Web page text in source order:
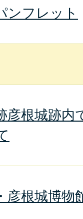
ンフレット
彦根城跡内
彦根城博物